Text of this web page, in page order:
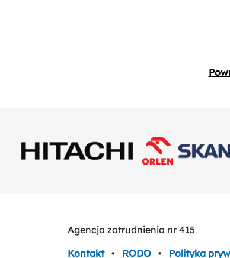
Agencja zatrudnienia nr 415
Kontakt • RODO • Polityka